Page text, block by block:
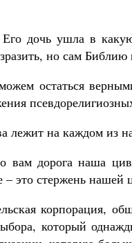
дочь ушла в
но сам Библию
остаться
лежит на каждом из
дорога наша
это стержень нашей
корпорация,
который